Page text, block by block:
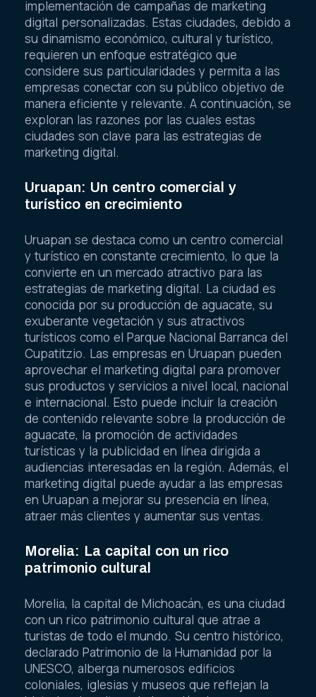
implementación de campañas de marketing
digital personalizadas. Estas ciudades, debido a
su dinamismo económico, cultural y turístico,
requieren un enfoque estratégico que
considere sus particularidades y permita a las
empresas conectar con su público objetivo de
manera eficiente y relevante. A continuación, se
exploran las razones por las cuales estas
ciudades son clave para las estrategias de
marketing digital.
Uruapan: Un centro comercial y
turístico en crecimiento
Uruapan se destaca como un centro comercial
y turístico en constante crecimiento, lo que la
convierte en un mercado atractivo para las
estrategias de marketing digital. La ciudad es
conocida por su producción de aguacate, su
exuberante vegetación y sus atractivos
turísticos como el Parque Nacional Barranca del
Cupatitzio. Las empresas en Uruapan pueden
aprovechar el marketing digital para promover
sus productos y servicios a nivel local, nacional
e internacional. Esto puede incluir la creación
de contenido relevante sobre la producción de
aguacate, la promoción de actividades
turísticas y la publicidad en línea dirigida a
audiencias interesadas en la región. Además, el
marketing digital puede ayudar a las empresas
en Uruapan a mejorar su presencia en línea,
atraer más clientes y aumentar sus ventas.
Morelia: La capital con un rico
patrimonio cultural
Morelia, la capital de Michoacán, es una ciudad
con un rico patrimonio cultural que atrae a
turistas de todo el mundo. Su centro histórico,
declarado Patrimonio de la Humanidad por la
UNESCO, alberga numerosos edificios
coloniales, iglesias y museos que reflejan la